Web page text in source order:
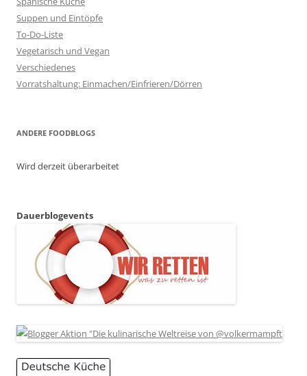
Suppen und Eintöpfe
To-Do-Liste
Vegetarisch und Vegan
Verschiedenes
Vorratshaltung: Einmachen/Einfrieren/Dörren
ANDERE FOODBLOGS
Wird derzeit überarbeitet
Dauerblogevents